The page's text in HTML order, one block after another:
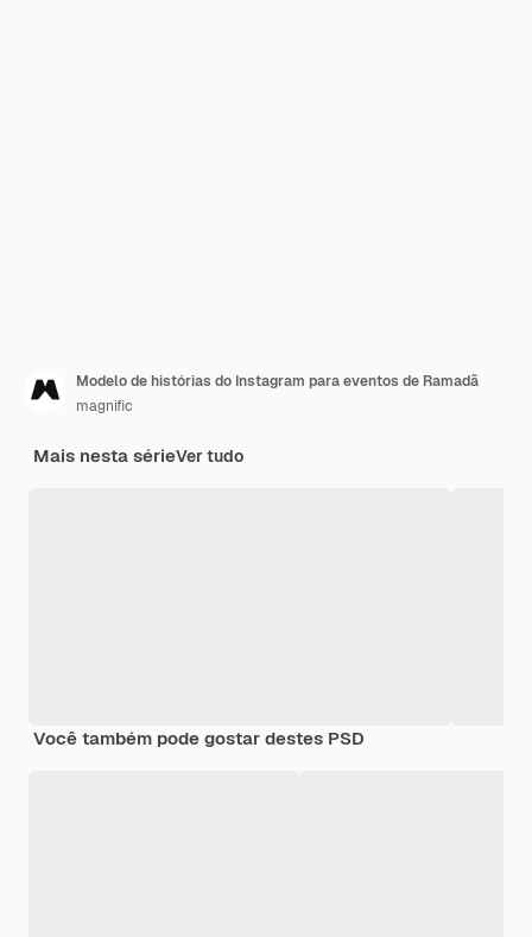
Modelo de histórias do Instagram para eventos de Ramadã
magnific
Mais nesta sérieVer tudo
Você também pode gostar destes PSD